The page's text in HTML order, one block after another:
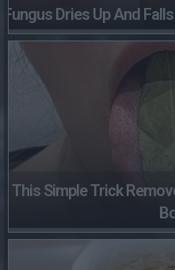
Fungus Dries Up And
This Simple Trick